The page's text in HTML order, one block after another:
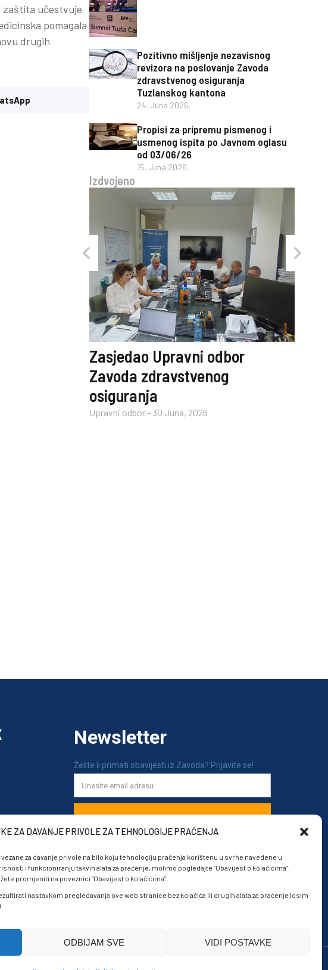
ZA DAVANJE PRIVOLE ZA TEHNOLOGIJE PRAĆENJA
za davanje privole na bilo koju tehnologiju praćenja korištenu u svrhe navedene u
i funkcioniranju takvih alata za praćenje, molimo pogledajte “Obavijest o kolačićima”.
promjeniti na poveznici “Obavijest o kolačićima”.
nastavkom pregledavanja ove web stranice bez kolačića ili drugih alata za praćenje (osim
ODBIJAM SVE VIDI POSTAVKE
zaštita učestvuje
pomagala
drugih
Pozitivno mišljenje nezavisnog
revizora na poslovanje Zavoda
zdravstvenog osiguranja
Tuzlanskog kantona
24. Juna 2026.
Propisi za pripremu pismenog i
usmenog ispita po Javnom oglasu
od 03/06/26
15. Juna 2026.
Izdvojeno
Zasjedao Upravni odbor
Zavoda zdravstvenog
osiguranja
Upravni odbor- 30 Juna, 2026